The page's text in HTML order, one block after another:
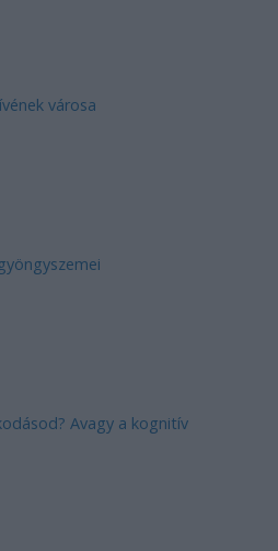
városa
Avagy a kognitív